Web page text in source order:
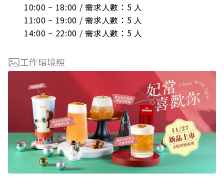
10:00 ~ 18:00 / 需求人數：5 人
11:00 ~ 19:00 / 需求人數：5 人
14:00 ~ 22:00 / 需求人數：5 人
工作環境照